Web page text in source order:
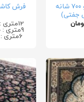
فرش کاشان گیسو ۷۰۰ شانه
جفتی)
12متری : 29,000,000 تومان
9متری : 23,500,000 تومان
6متری : 14,900,000 تومان